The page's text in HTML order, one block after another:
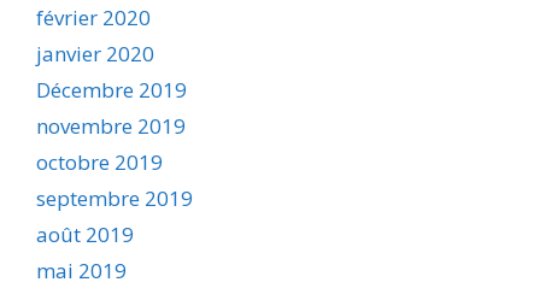
février 2020
janvier 2020
Décembre 2019
novembre 2019
octobre 2019
septembre 2019
août 2019
mai 2019